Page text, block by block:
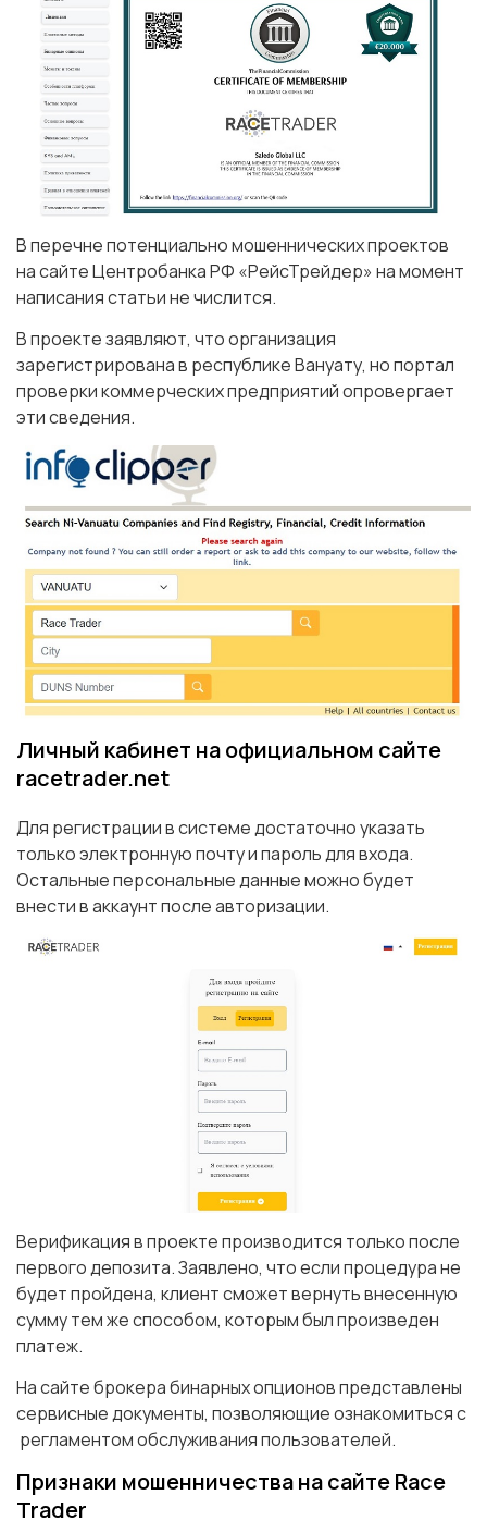
В перечне потенциально мошеннических проектов
на сайте Центробанка РФ «РейсТрейдер» на момент
написания статьи не числится.
В проекте заявляют, что организация
зарегистрирована в республике Вануату, но портал
проверки коммерческих предприятий опровергает
эти сведения.
Личный кабинет на официальном сайте
racetrader.net
Для регистрации в системе достаточно указать
только электронную почту и пароль для входа.
Остальные персональные данные можно будет
внести в аккаунт после авторизации.
Верификация в проекте производится только после
первого депозита. Заявлено, что если процедура не
будет пройдена, клиент сможет вернуть внесенную
сумму тем же способом, которым был произведен
платеж.
На сайте брокера бинарных опционов представлены
сервисные документы, позволяющие ознакомиться с
регламентом обслуживания пользователей.
Признаки мошенничества на сайте Race
Trader